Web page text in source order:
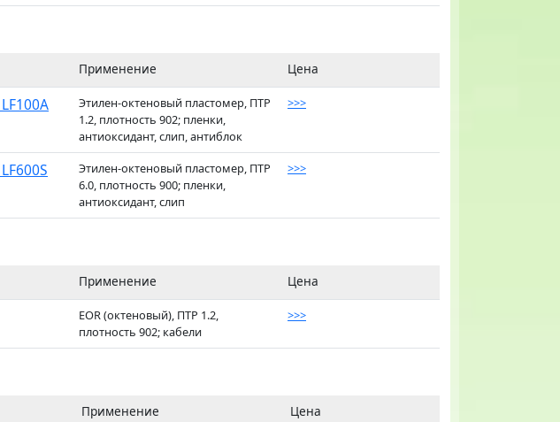
Применение Цена
Этилен-октеновый пластомер, ПТР
1.2, плотность 902; пленки,
антиоксидант, слип, антиблок
>>>
Этилен-октеновый пластомер, ПТР
6.0, плотность 900; пленки,
антиоксидант, слип
>>>
Применение Цена
EOR (октеновый), ПТР 1.2,
плотность 902; кабели
>>>
Применение Цена